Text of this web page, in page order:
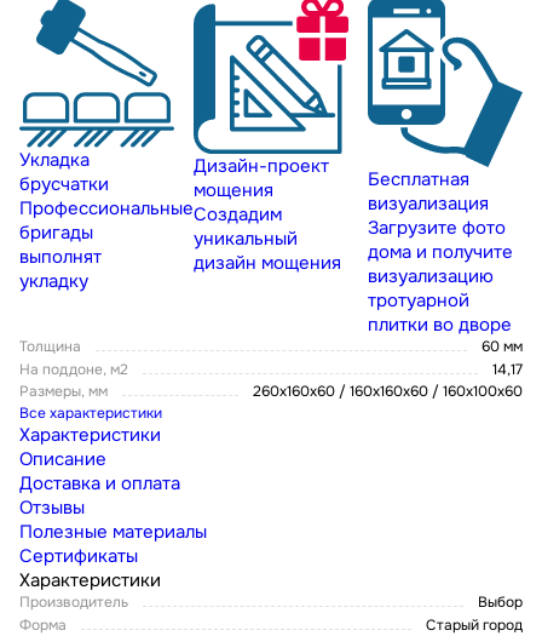
Укладка
брусчатки
Профессиональные
бригады
выполнят
укладку
Дизайн-проект
мощения
Создадим
уникальный
дизайн мощения
Бесплатная
визуализация
Загрузите фото
дома и получите
визуализацию
тротуарной
плитки во дворе
Толщина
60 мм
На поддоне, м2
14,17
Размеры, мм
260х160х60 / 160х160х60 / 160х100х60
Все характеристики
Характеристики
Описание
Доставка и оплата
Отзывы
Полезные материалы
Сертификаты
Характеристики
Производитель
Выбор
Форма
Старый город